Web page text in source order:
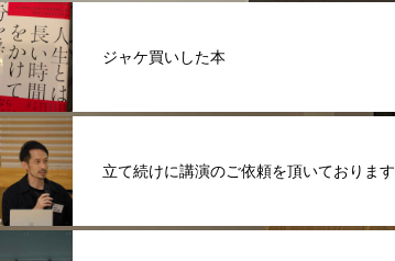
ジャケ買いした本
立て続けに講演のご依頼を頂いております